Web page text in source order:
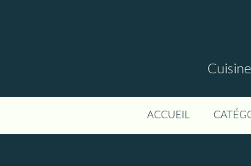
ACCUEIL